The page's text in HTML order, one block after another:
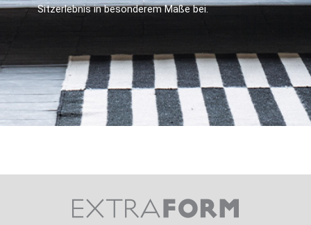
Sitzerlebnis in besonderem Maße bei.